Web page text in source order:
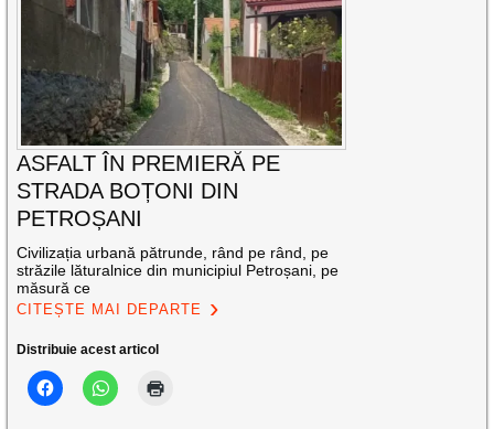
ASFALT ÎN PREMIERĂ PE
STRADA BOȚONI DIN
PETROȘANI
Civilizația urbană pătrunde, rând pe rând, pe
străzile lăturalnice din municipiul Petroșani, pe
măsură ce
CITEȘTE MAI DEPARTE
Distribuie acest articol